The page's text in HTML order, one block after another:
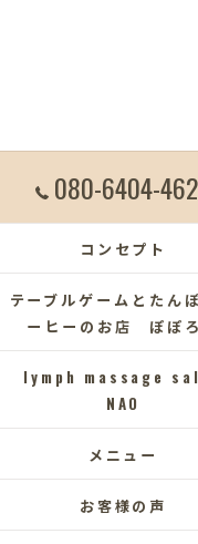
080-6404-
コンセプト
テーブルゲームとたん
ーヒーのお店 ぽぽ
lymph massage
NAO
メニュー
お客様の声